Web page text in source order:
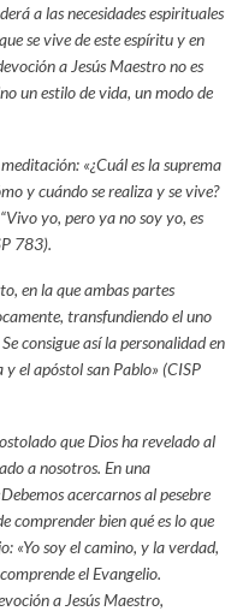
a las necesidades espirituales
se vive de este espíritu y en
a Jesús Maestro no es
un estilo de vida, un modo de
«¿Cuál es la suprema
y cuándo se realiza y se vive?
yo, pero ya no soy yo, es
783).
en la que ambas partes
transfundiendo el uno
consigue así la personalidad en
el apóstol san Pablo» (CISP
que Dios ha revelado al
a nosotros. En una
acercarnos al pesebre
comprender bien qué es lo que
«Yo soy el camino, y la verdad,
el Evangelio.
a Jesús Maestro,